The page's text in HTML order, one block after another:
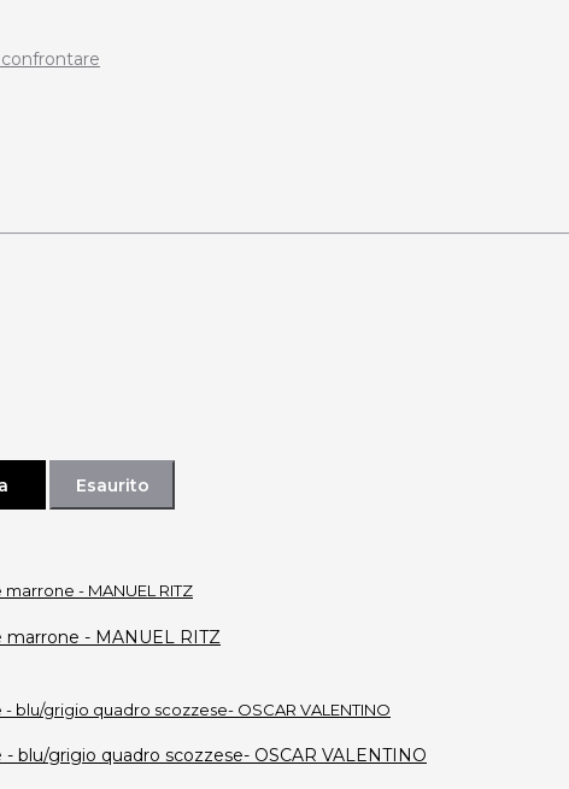
Esaurito
marrone - MANUEL RITZ
blu/grigio quadro scozzese- OSCAR VALENTINO